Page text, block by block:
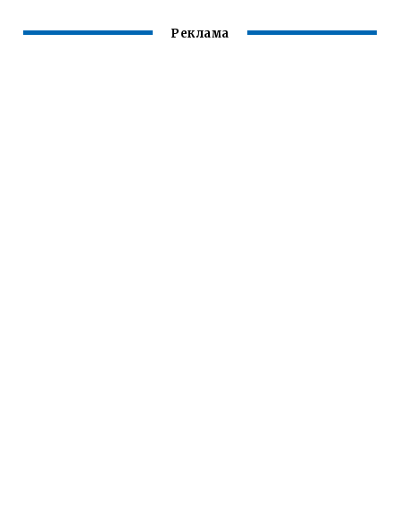
Реклама